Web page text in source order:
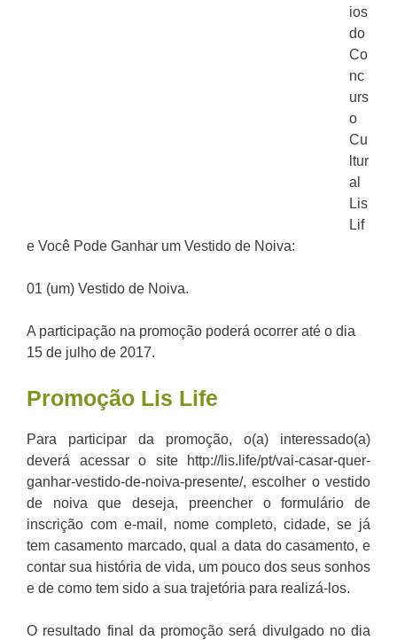
ios
do
Co
nc
urs
o
Cu
ltur
al
Lis
Lif
e Você Pode Ganhar um Vestido de Noiva:
01 (um) Vestido de Noiva.
A participação na promoção poderá ocorrer até o dia
15 de julho de 2017.
Promoção Lis Life
Para participar da promoção, o(a) interessado(a)
deverá acessar o site http://lis.life/pt/vai-casar-quer-
ganhar-vestido-de-noiva-presente/, escolher o vestido
de noiva que deseja, preencher o formulário de
inscrição com e-mail, nome completo, cidade, se já
tem casamento marcado, qual a data do casamento, e
contar sua história de vida, um pouco dos seus sonhos
e de como tem sido a sua trajetória para realizá-los.
O resultado final da promoção será divulgado no dia